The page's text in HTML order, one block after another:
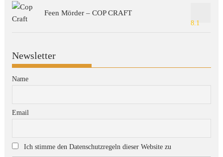
Feen Mörder – COP CRAFT
8.1
Newsletter
Name
Email
Ich stimme den Datenschutzregeln dieser Website zu